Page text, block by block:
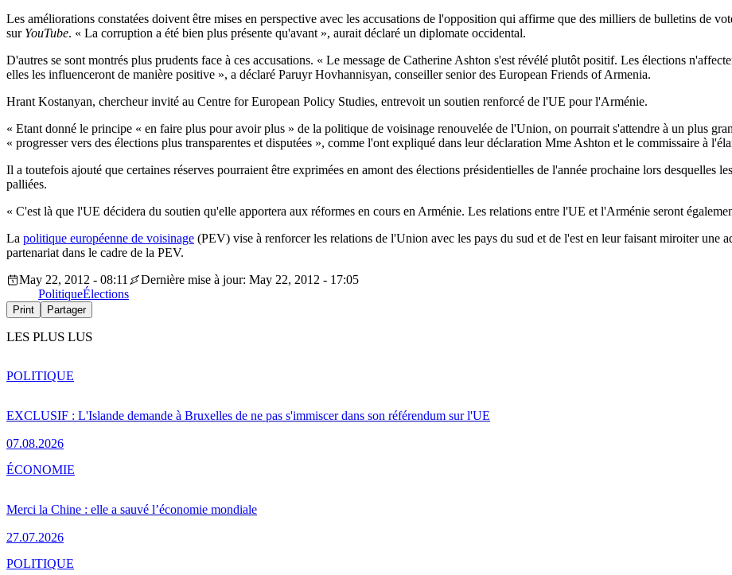
Les améliorations constatées doivent être mises en perspective avec les accusations de l'opposition qui affirme que des milliers de bulletins de
sur YouTube. « La corruption a été bien plus présente qu'avant », aurait déclaré un diplomate occidental.
D'autres se sont montrés plus prudents face à ces accusations. « Le message de Catherine Ashton s'est révélé plutôt positif. Les élections
elles les influenceront de manière positive », a déclaré Paruyr Hovhannisyan, conseiller senior des European Friends of Armenia.
Hrant Kostanyan, chercheur invité au Centre for European Policy Studies, entrevoit un soutien renforcé de l'UE pour l'Arménie.
« Etant donné le principe « en faire plus pour avoir plus » de la politique de voisinage renouvelée de l'Union, on pourrait s'attendre à un plus
« progresser vers des élections plus transparentes et disputées », comme l'ont expliqué dans leur déclaration Mme Ashton et le commissaire à
Il a toutefois ajouté que certaines réserves pourraient être exprimées en amont des élections présidentielles de l'année prochaine lors desquelles
palliées.
« C'est là que l'UE décidera du soutien qu'elle apportera aux réformes en cours en Arménie. Les relations entre l'UE et l'Arménie seront
La politique européenne de voisinage (PEV) vise à renforcer les relations de l'Union avec les pays du sud et de l'est en leur faisant miroiter
partenariat dans le cadre de la PEV.
May 22, 2012 - 08:11
Dernière mise à jour: May 22, 2012 - 17:05
PolitiqueÉlections
Print Partager
LES PLUS LUS
EXCLUSIF : L'Islande demande à Bruxelles de ne pas s'immiscer dans son référendum sur l'UE
07.08.2026
POLITIQUE
Merci la Chine : elle a sauvé l’économie mondiale
27.07.2026
ÉCONOMIE
POLITIQUE